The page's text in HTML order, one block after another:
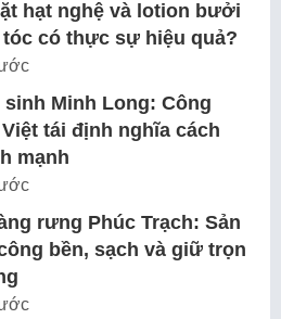
hạt nghệ và lotion bưởi
có thực sự hiệu quả?
Minh Long: Công
tái định nghĩa cách
mạnh
rưng Phúc Trạch: Sản
bền, sạch và giữ trọn